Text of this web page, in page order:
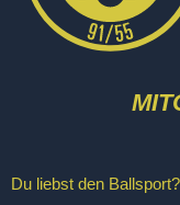
Du liebst den